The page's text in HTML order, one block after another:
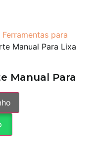
Ferramentas para
Manual Para Lixa
Manual Para